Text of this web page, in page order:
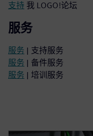
支持 我 LOGO!论坛
服务
服务 | 支持服务
服务 | 备件服务
服务 | 培训服务